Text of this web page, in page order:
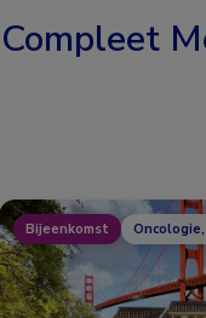
Compleet
Bijeenkomst